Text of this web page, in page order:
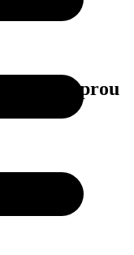
comprou